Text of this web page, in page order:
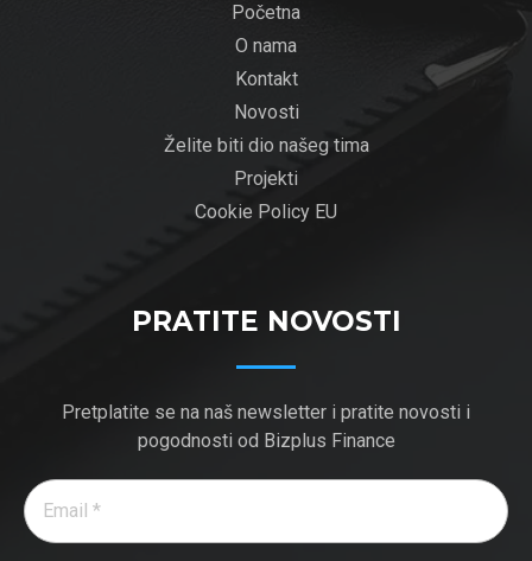
Početna
O nama
Kontakt
Novosti
Želite biti dio našeg tima
Projekti
Cookie Policy EU
PRATITE NOVOSTI
Pretplatite se na naš newsletter i pratite novosti i
pogodnosti od Bizplus Finance